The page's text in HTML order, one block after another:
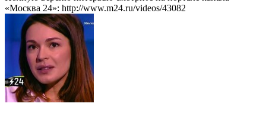
«Москва 24»: http://www.m24.ru/videos/43082